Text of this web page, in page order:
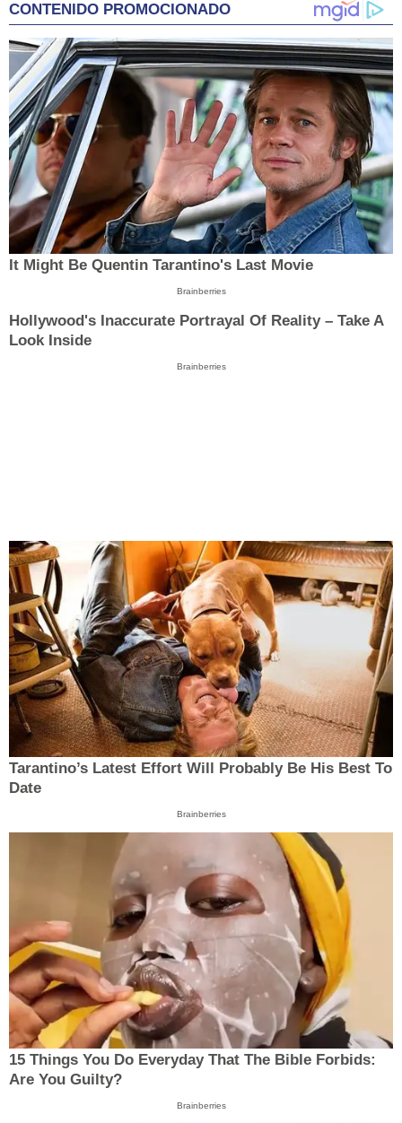
CONTENIDO PROMOCIONADO
It Might Be Quentin Tarantino's Last Movie
Brainberries
Hollywood's Inaccurate Portrayal Of Reality – Take A
Look Inside
Brainberries
Tarantino’s Latest Effort Will Probably Be His Best To
Date
Brainberries
15 Things You Do Everyday That The Bible Forbids:
Are You Guilty?
Brainberries